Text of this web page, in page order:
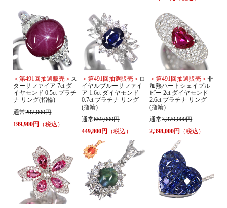
＜第491回抽選販売＞ ス
ターサファイア 7ct ダ
イヤモンド 0.5ct プラチ
ナ リング(指輪)
通常297,000円
199,900円
（税込）
＜第491回抽選販売＞ ロ
イヤルブルーサファイ
ア 1.6ct ダイヤモンド
0.7ct プラチナ リング
(指輪)
通常659,000円
449,800円
（税込）
＜第491回抽選販売＞非
加熱ハートシェイプル
ビー 2ct ダイヤモンド
2.6ct プラチナ リング
(指輪)
通常3,370,000円
2,398,000円
（税込）